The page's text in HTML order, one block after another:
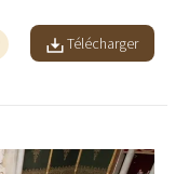
Télécharger